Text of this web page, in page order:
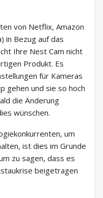
von Netflix, Amazon
in Bezug auf das
Ihre Nest Cam nicht
Produkt. Es
für Kameras
gehen und sie so hoch
die Änderung
wünschen.
um
ist dies im Grunde
zu sagen, dass es
beigetragen